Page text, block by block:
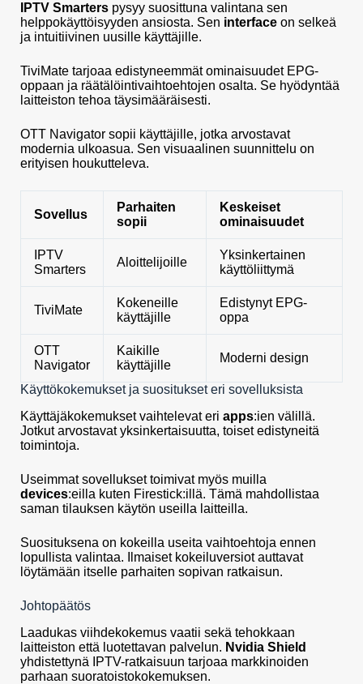
IPTV Smarters pysyy suosittuna valintana sen
helppokäyttöisyyden ansiosta. Sen interface on selkeä
ja intuitiivinen uusille käyttäjille.
TiviMate tarjoaa edistyneemmät ominaisuudet EPG-
oppaan ja räätälöintivaihtoehtojen osalta. Se hyödyntää
laitteiston tehoa täysimääräisesti.
OTT Navigator sopii käyttäjille, jotka arvostavat
modernia ulkoasua. Sen visuaalinen suunnittelu on
erityisen houkutteleva.
Sovellus
Parhaiten
sopii
Keskeiset
ominaisuudet
IPTV
Smarters
Aloittelijoille
Yksinkertainen
käyttöliittymä
TiviMate
Kokeneille
käyttäjille
Edistynyt EPG-
oppa
OTT
Navigator
Kaikille
käyttäjille
Moderni design
Käyttökokemukset ja suositukset eri sovelluksista
Käyttäjäkokemukset vaihtelevat eri apps:ien välillä.
Jotkut arvostavat yksinkertaisuutta, toiset edistyneitä
toimintoja.
Useimmat sovellukset toimivat myös muilla
devices:eilla kuten Firestick:illä. Tämä mahdollistaa
saman tilauksen käytön useilla laitteilla.
Suosituksena on kokeilla useita vaihtoehtoja ennen
lopullista valintaa. Ilmaiset kokeiluversiot auttavat
löytämään itselle parhaiten sopivan ratkaisun.
Johtopäätös
Laadukas viihdekokemus vaatii sekä tehokkaan
laitteiston että luotettavan palvelun. Nvidia Shield
yhdistettynä IPTV-ratkaisuun tarjoaa markkinoiden
parhaan suoratoistokokemuksen.